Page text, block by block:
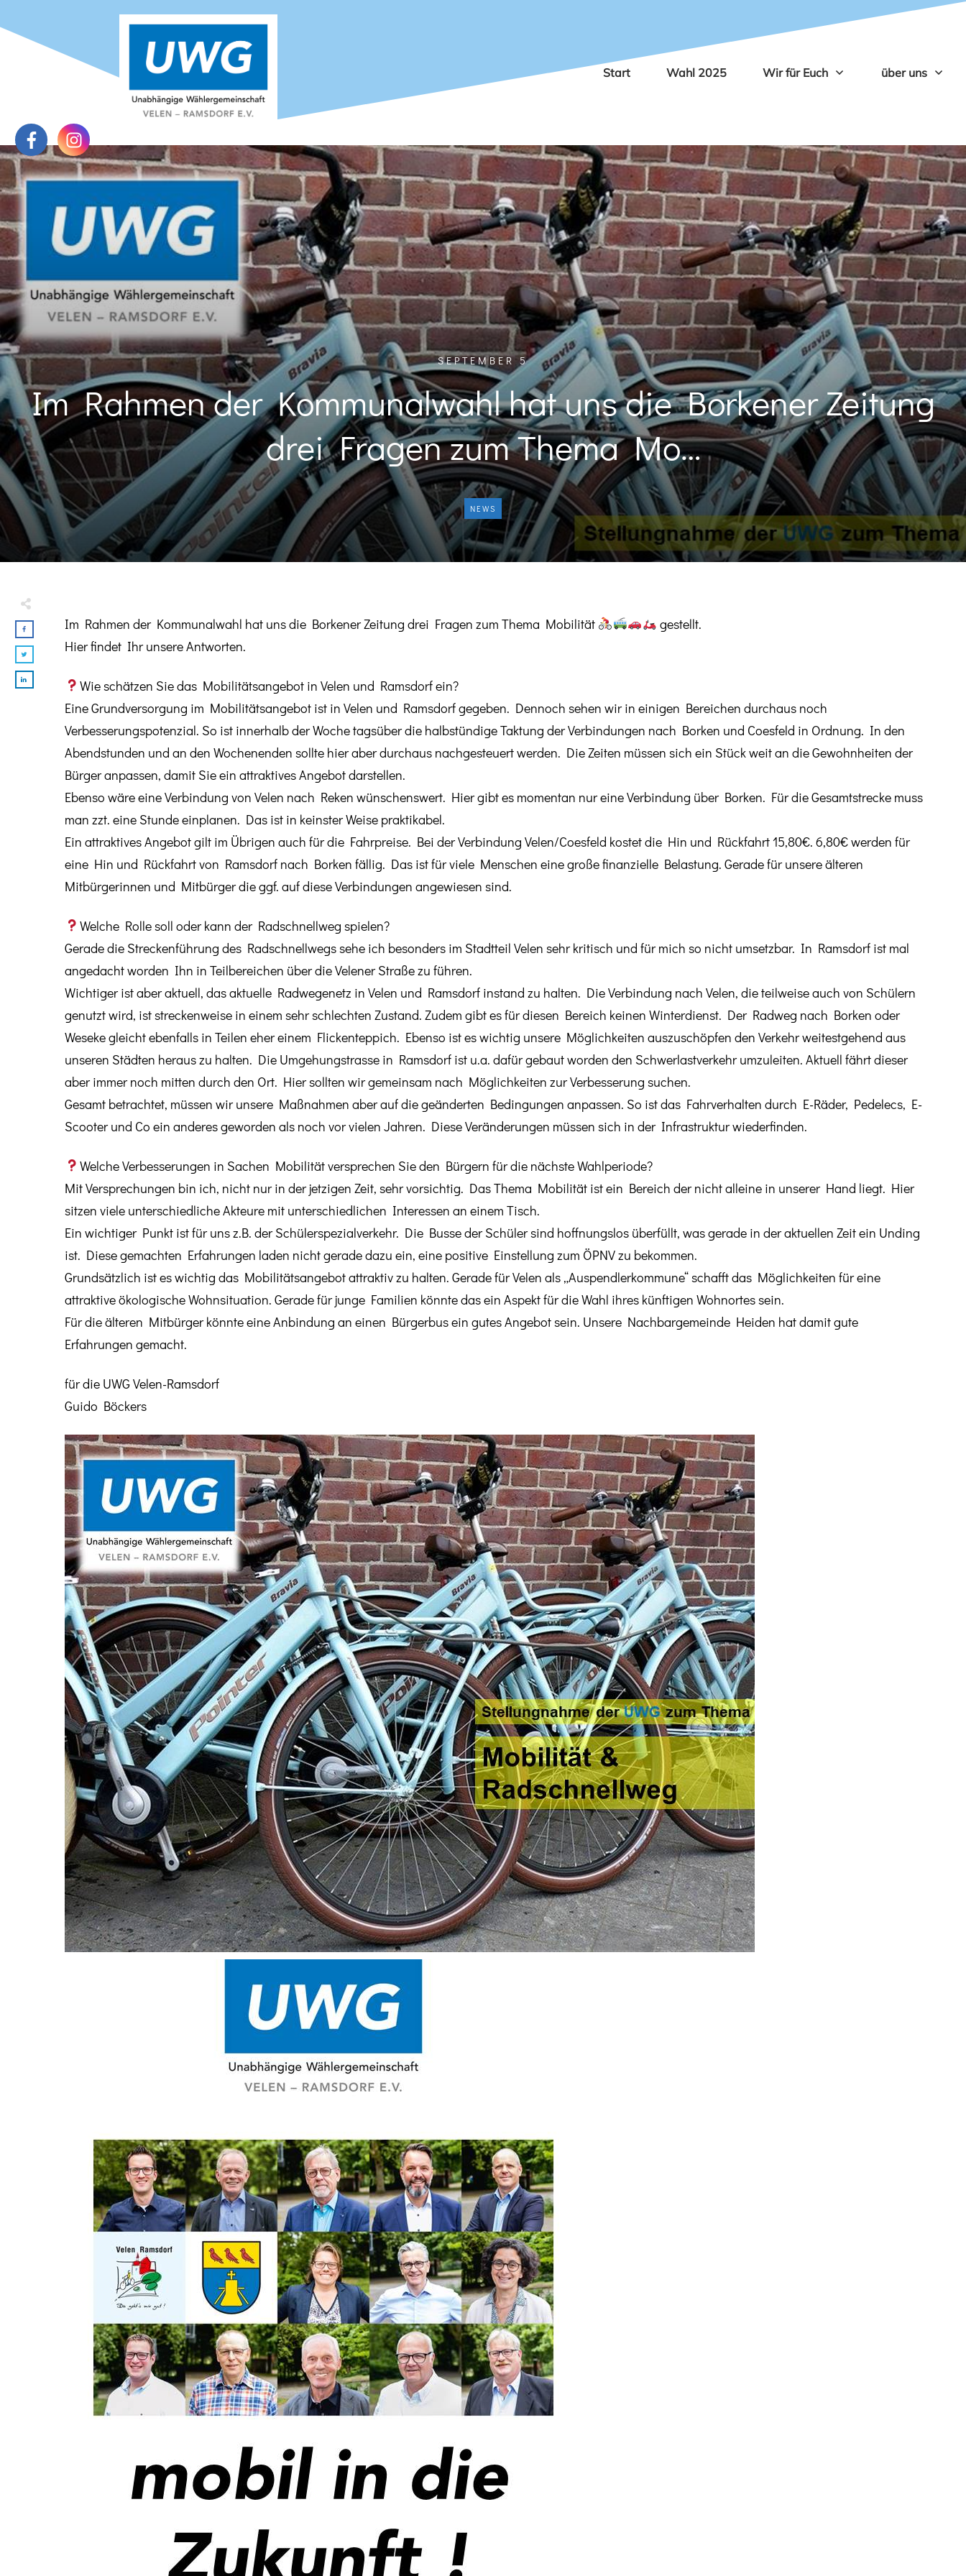
Start Wahl 2025 Wir für Euch über uns
SEPTEMBER 5
Im Rahmen der Kommunalwahl hat uns die Borkener Zeitung
drei Fragen zum Thema Mo…
NEWS
Im Rahmen der Kommunalwahl hat uns die Borkener Zeitung drei Fragen zum Thema Mobilität
gestellt.
Hier findet Ihr unsere Antworten.
Wie schätzen Sie das Mobilitätsangebot in Velen und Ramsdorf ein?
Eine Grundversorgung im Mobilitätsangebot ist in Velen und Ramsdorf gegeben. Dennoch sehen wir in einigen Bereichen durchaus noch
Verbesserungspotenzial. So ist innerhalb der Woche tagsüber die halbstündige Taktung der Verbindungen nach Borken und Coesfeld in Ordnung. In den
Abendstunden und an den Wochenenden sollte hier aber durchaus nachgesteuert werden. Die Zeiten müssen sich ein Stück weit an die Gewohnheiten der
Bürger anpassen, damit Sie ein attraktives Angebot darstellen.
Ebenso wäre eine Verbindung von Velen nach Reken wünschenswert. Hier gibt es momentan nur eine Verbindung über Borken. Für die Gesamtstrecke muss
man zzt. eine Stunde einplanen. Das ist in keinster Weise praktikabel.
Ein attraktives Angebot gilt im Übrigen auch für die Fahrpreise. Bei der Verbindung Velen/Coesfeld kostet die Hin und Rückfahrt 15,80€. 6,80€ werden für
eine Hin und Rückfahrt von Ramsdorf nach Borken fällig. Das ist für viele Menschen eine große finanzielle Belastung. Gerade für unsere älteren
Mitbürgerinnen und Mitbürger die ggf. auf diese Verbindungen angewiesen sind.
Welche Rolle soll oder kann der Radschnellweg spielen?
Gerade die Streckenführung des Radschnellwegs sehe ich besonders im Stadtteil Velen sehr kritisch und für mich so nicht umsetzbar. In Ramsdorf ist mal
angedacht worden Ihn in Teilbereichen über die Velener Straße zu führen.
Wichtiger ist aber aktuell, das aktuelle Radwegenetz in Velen und Ramsdorf instand zu halten. Die Verbindung nach Velen, die teilweise auch von Schülern
genutzt wird, ist streckenweise in einem sehr schlechten Zustand. Zudem gibt es für diesen Bereich keinen Winterdienst. Der Radweg nach Borken oder
Weseke gleicht ebenfalls in Teilen eher einem Flickenteppich. Ebenso ist es wichtig unsere Möglichkeiten auszuschöpfen den Verkehr weitestgehend aus
unseren Städten heraus zu halten. Die Umgehungstrasse in Ramsdorf ist u.a. dafür gebaut worden den Schwerlastverkehr umzuleiten. Aktuell fährt dieser
aber immer noch mitten durch den Ort. Hier sollten wir gemeinsam nach Möglichkeiten zur Verbesserung suchen.
Gesamt betrachtet, müssen wir unsere Maßnahmen aber auf die geänderten Bedingungen anpassen. So ist das Fahrverhalten durch E-Räder, Pedelecs, E-
Scooter und Co ein anderes geworden als noch vor vielen Jahren. Diese Veränderungen müssen sich in der Infrastruktur wiederfinden.
Welche Verbesserungen in Sachen Mobilität versprechen Sie den Bürgern für die nächste Wahlperiode?
Mit Versprechungen bin ich, nicht nur in der jetzigen Zeit, sehr vorsichtig. Das Thema Mobilität ist ein Bereich der nicht alleine in unserer Hand liegt. Hier
sitzen viele unterschiedliche Akteure mit unterschiedlichen Interessen an einem Tisch.
Ein wichtiger Punkt ist für uns z.B. der Schülerspezialverkehr. Die Busse der Schüler sind hoffnungslos überfüllt, was gerade in der aktuellen Zeit ein Unding
ist. Diese gemachten Erfahrungen laden nicht gerade dazu ein, eine positive Einstellung zum ÖPNV zu bekommen.
Grundsätzlich ist es wichtig das Mobilitätsangebot attraktiv zu halten. Gerade für Velen als „Auspendlerkommune“ schafft das Möglichkeiten für eine
attraktive ökologische Wohnsituation. Gerade für junge Familien könnte das ein Aspekt für die Wahl ihres künftigen Wohnortes sein.
Für die älteren Mitbürger könnte eine Anbindung an einen Bürgerbus ein gutes Angebot sein. Unsere Nachbargemeinde Heiden hat damit gute
Erfahrungen gemacht.
für die UWG Velen-Ramsdorf
Guido Böckers